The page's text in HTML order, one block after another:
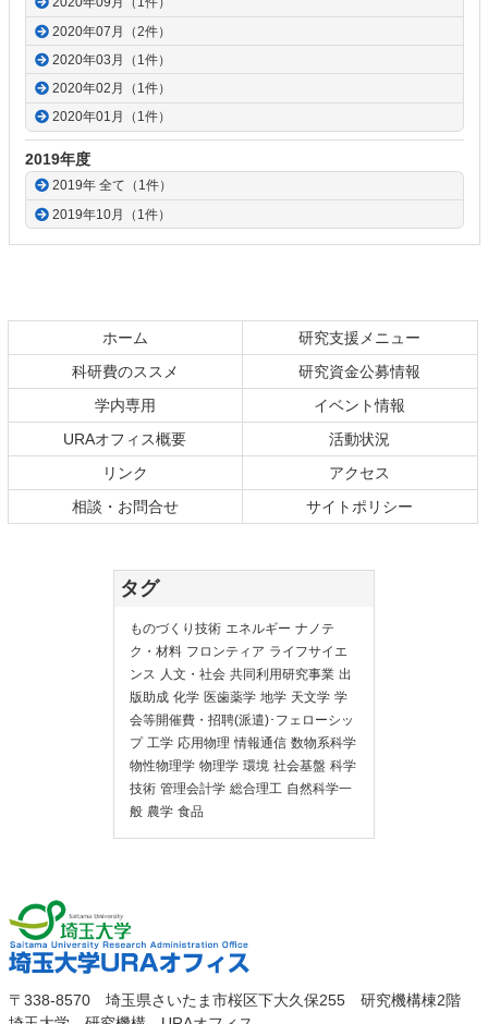
2020年07月（2件）
2020年03月（1件）
2020年02月（1件）
2020年01月（1件）
2019年度
2019年 全て（1件）
2019年10月（1件）
ホーム
研究支援メニュー
科研費のススメ
研究資金公募情報
学内専用
イベント情報
URAオフィス概要
活動状況
リンク
アクセス
相談・お問合せ
サイトポリシー
タグ
ものづくり技術 エネルギー ナノテ
ク・材料 フロンティア ライフサイエ
ンス 人文・社会 共同利用研究事業 出
版助成 化学 医歯薬学 地学 天文学 学
会等開催費・招聘(派遣)･フェローシッ
プ 工学 応用物理 情報通信 数物系科学
物性物理学 物理学 環境 社会基盤 科学
技術 管理会計学 総合理工 自然科学一
般 農学 食品
埼玉大
学
埼玉大学URAオ
〒338-8570 埼玉県さいたま市桜区下大久保255 研究機構棟2階